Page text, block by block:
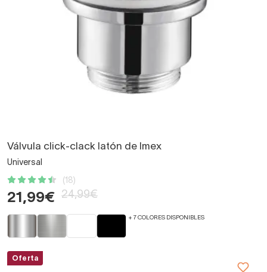
Válvula click-clack latón de Imex
Universal
(18)
21,99€ 24,99€
+ 7 COLORES DISPONIBLES
Oferta